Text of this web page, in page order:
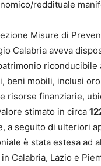
reddituale
Misure di
Calabria aveva
riconducibile
beni mobili, inclusi
risorse finanziarie,
stimato in circa
a seguito di ulteriori
è stata estesa ad
Calabria, Lazio e